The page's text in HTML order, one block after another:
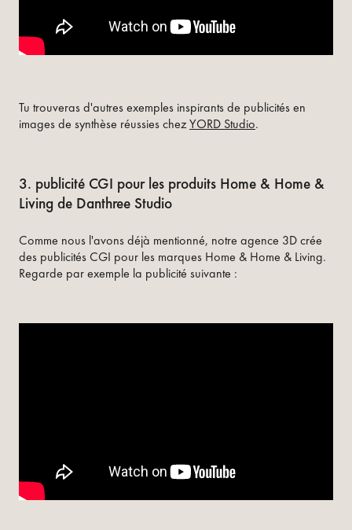
Tu trouveras d'autres exemples inspirants de publicités en
images de synthèse réussies chezYORD Studio.
3. publicité CGI pour les produits Home & Home &
Living de Danthree Studio
Comme nous l'avons déjà mentionné, notre agence 3D crée
des publicités CGI pour les marques Home & Home & Living.
Regarde par exemple la publicité suivante :